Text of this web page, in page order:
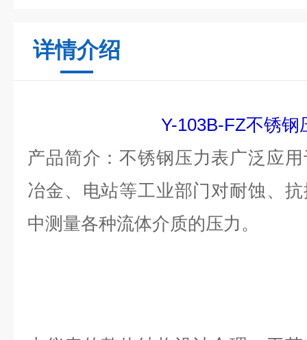
详情介绍
Y-103B-FZ不锈钢
产品简介：不锈钢压力表广泛应
冶金、电站等工业部门对耐蚀、
中测量各种流体介质的压力。